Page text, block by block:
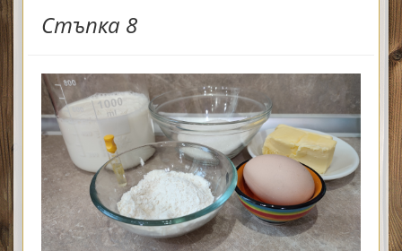
Стъпка 8